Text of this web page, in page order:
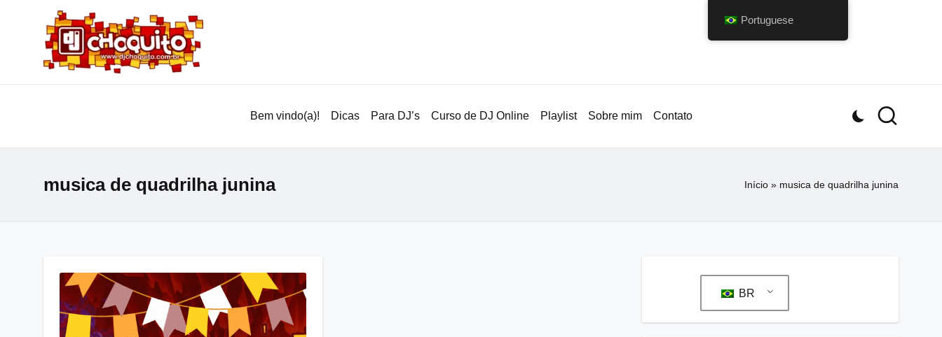
Bem vindo(a)! Dicas Para DJ’s Curso de DJ Online Playlist Sobre mim Contato
musica de quadrilha junina Início » musica de quadrilha junina
BR
Portuguese